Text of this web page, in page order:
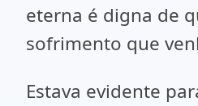
eterna é digna de
sofrimento que
Estava evidente